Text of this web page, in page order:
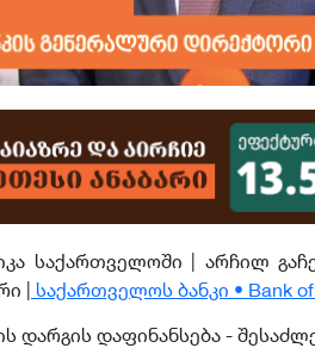
საქართველოში | არჩილ
|
საქართველოს ბანკი • Bank of
დარგის დაფინანსება -